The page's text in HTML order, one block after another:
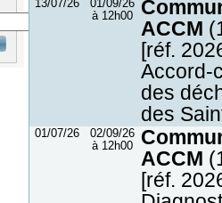
13/07/26
01/09/26
à 12h00
ACCM
[réf.
Accord-
des
des
01/07/26
02/09/26
à 12h00
ACCM
[réf.